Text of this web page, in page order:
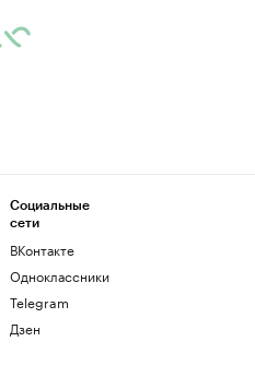
Социальные
сети
ВКонтакте
Одноклассники
Telegram
Дзен